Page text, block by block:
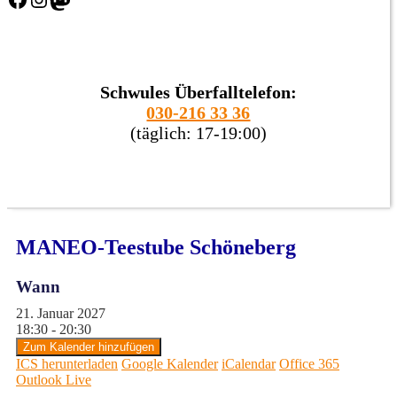
Schwules Überfalltelefon:
030-216 33 36
(täglich: 17-19:00)
MANEO-Teestube Schöneberg
Wann
21. Januar 2027
18:30 - 20:30
Zum Kalender hinzufügen
ICS herunterladen Google Kalender iCalendar Office 365
Outlook Live